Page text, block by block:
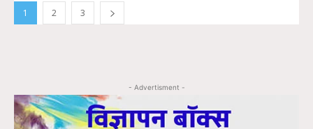
1 2 3
- Advertisment -